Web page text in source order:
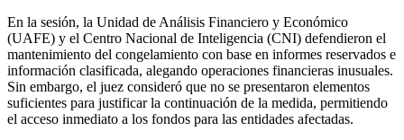
En la sesión, la Unidad de Análisis Financiero y Económico
(UAFE) y el Centro Nacional de Inteligencia (CNI) defendieron el
mantenimiento del congelamiento con base en informes reservados e
información clasificada, alegando operaciones financieras inusuales.
Sin embargo, el juez consideró que no se presentaron elementos
suficientes para justificar la continuación de la medida, permitiendo
el acceso inmediato a los fondos para las entidades afectadas.